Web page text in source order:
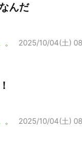
んだ
2025/10/04(土)
2025/10/04(土)